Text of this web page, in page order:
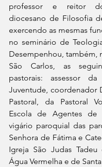
professor e reitor
diocesano de Filosofia
exercendo as mesmas
no seminário de
Desempenhou, também,
São Carlos, as
pastorais: assessor
Juventude, coordenador
Pastoral, da Pastoral
Escola de Agentes de
vigário paroquial das
Senhora de Fátima e
Igreja São Judas
Água Vermelha e de